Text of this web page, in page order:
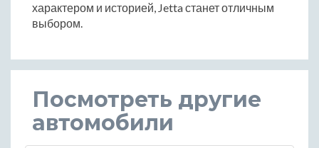
характером и историей, Jetta станет отличным
выбором.
Посмотреть другие
автомобили